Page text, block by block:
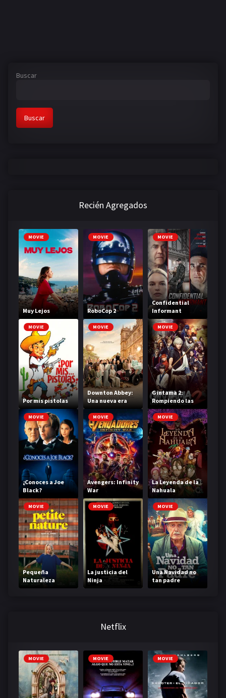
Buscar
Buscar
Recién Agregados
MOVIE
Muy Lejos
MOVIE
RoboCop 2
MOVIE
Confidential
Informant
MOVIE
Por mis pistolas
MOVIE
Downton Abbey:
Una nueva era
MOVIE
Gintama 2:
Rompiendo las
reglas
MOVIE
¿Conoces a Joe
Black?
MOVIE
Avengers: Infinity
War
MOVIE
La Leyenda de la
Nahuala
MOVIE
Pequeña
Naturaleza
MOVIE
La justicia del
Ninja
MOVIE
Una Navidad no
tan padre
Netflix
MOVIE MOVIE MOVIE